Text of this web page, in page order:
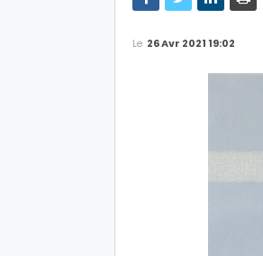
Le 26 Avr 2021 19:02